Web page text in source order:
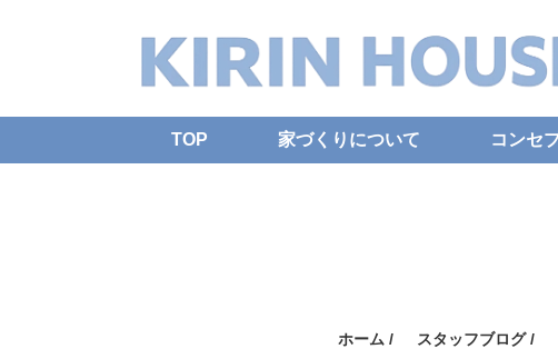
TOP 家づくりについて コンセ
ホーム / スタッフブログ/